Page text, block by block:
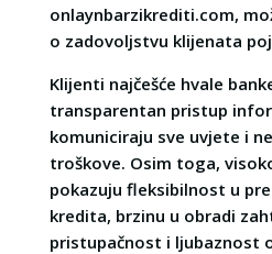
onlaynbarzikrediti.com,
o zadovoljstvu klijenata
Klijenti najčešće hvale
transparentan pristup
komuniciraju sve uvjete i
troškove. Osim toga,
pokazuju fleksibilnost u
kredita, brzinu u obradi
pristupačnost i ljubaznost